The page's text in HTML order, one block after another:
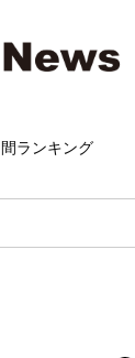
間ランキング